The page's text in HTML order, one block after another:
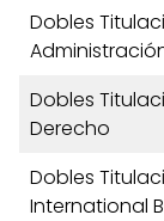
Dobles
Dobles
Derecho
Dobles
International